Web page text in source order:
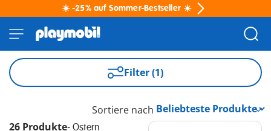
☀️ -25% auf Sommer-Bestseller ☀️
Filter (1)
26 Produkte- Ostern
Sortiere nach